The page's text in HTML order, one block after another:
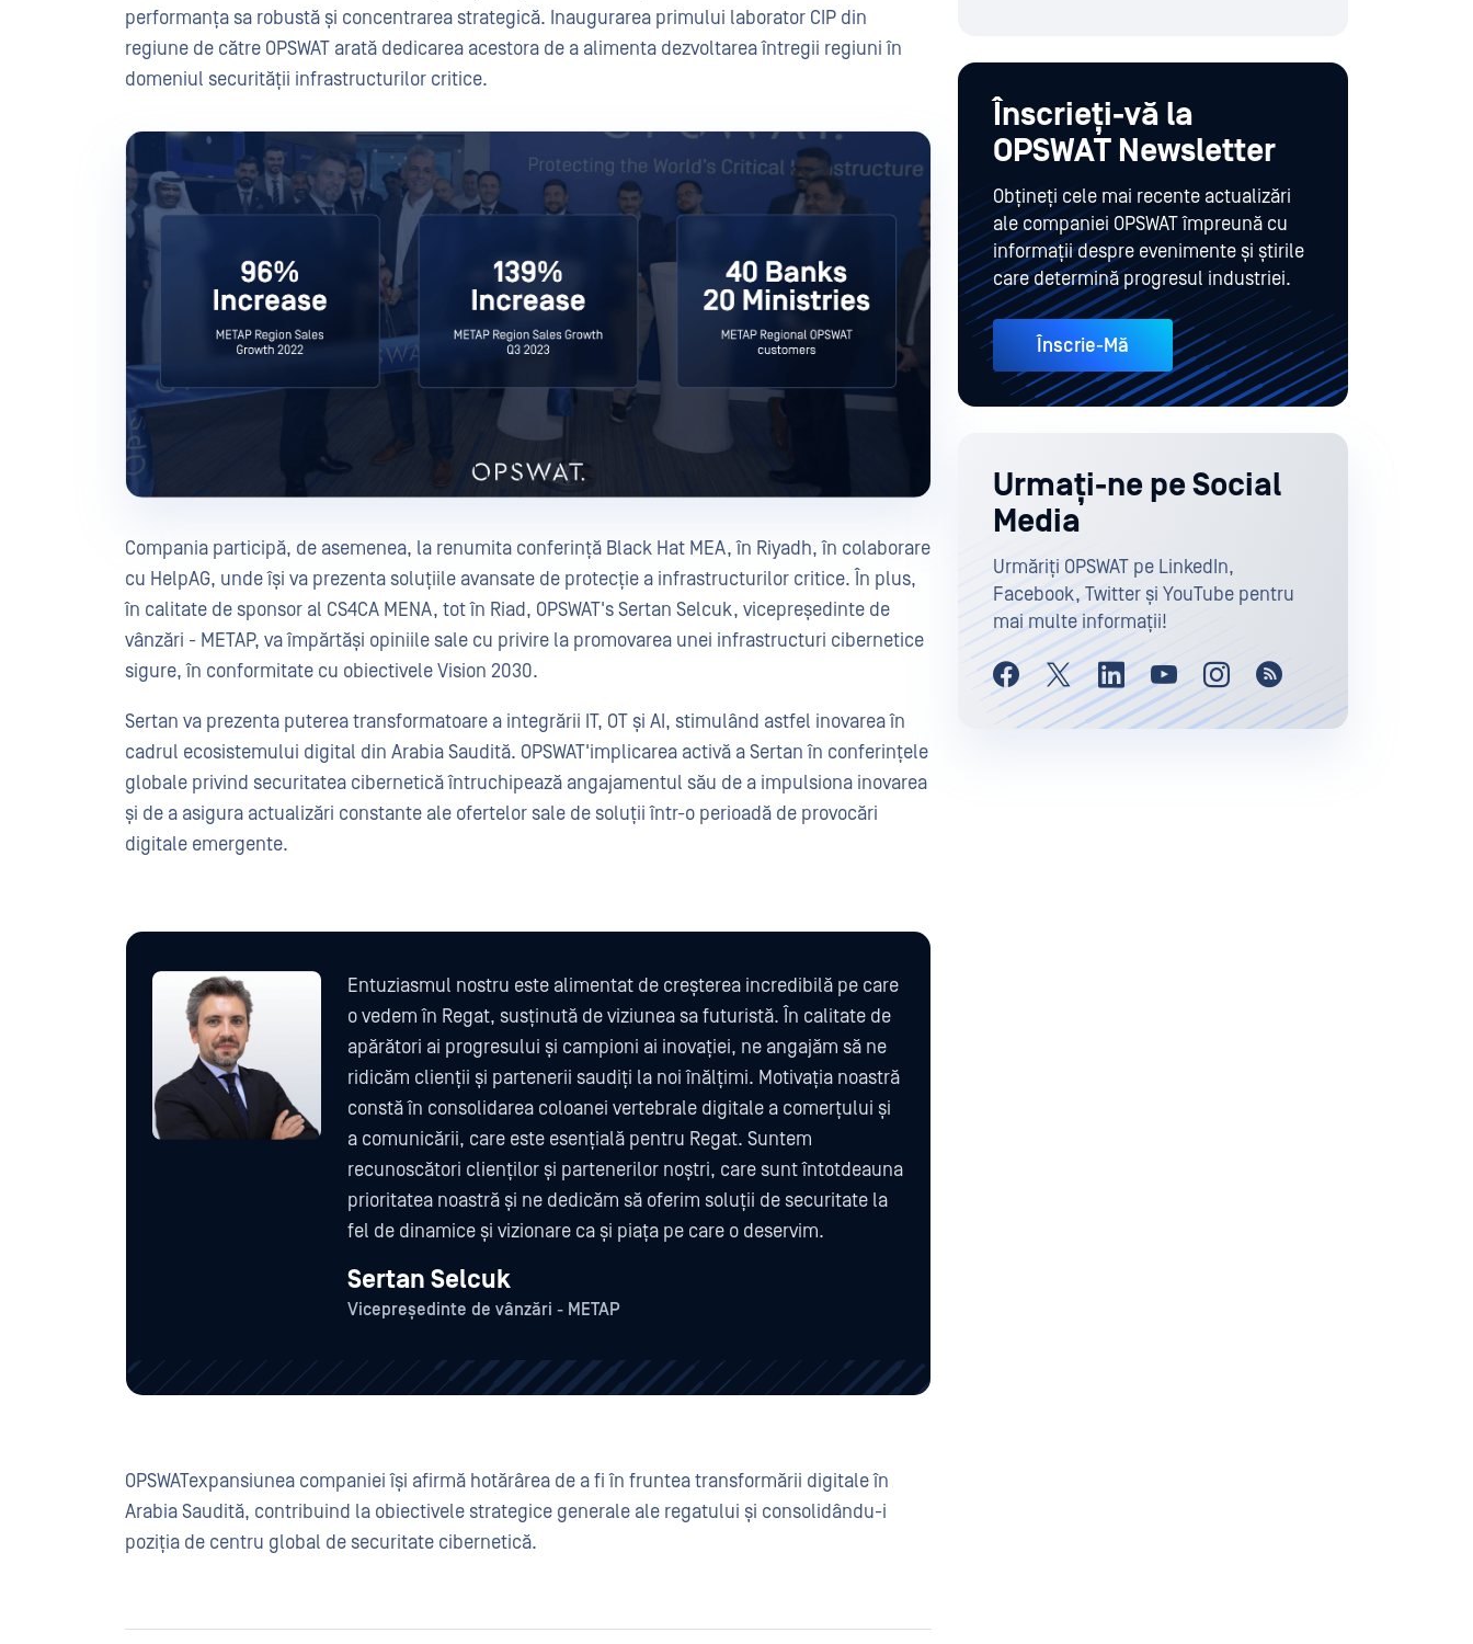
performanța sa robustă și concentrarea strategică. Inaugurarea primului laborator CIP din
regiune de către OPSWAT arată dedicarea acestora de a alimenta dezvoltarea întregii regiuni în
domeniul securității infrastructurilor critice.
Compania participă, de asemenea, la renumita conferință Black Hat MEA, în Riyadh, în colaborare
cu HelpAG, unde își va prezenta soluțiile avansate de protecție a infrastructurilor critice. În plus,
în calitate de sponsor al CS4CA MENA, tot în Riad, OPSWAT's Sertan Selcuk, vicepreședinte de
vânzări - METAP, va împărtăși opiniile sale cu privire la promovarea unei infrastructuri cibernetice
sigure, în conformitate cu obiectivele Vision 2030.
Sertan va prezenta puterea transformatoare a integrării IT, OT și AI, stimulând astfel inovarea în
cadrul ecosistemului digital din Arabia Saudită. OPSWAT'implicarea activă a Sertan în conferințele
globale privind securitatea cibernetică întruchipează angajamentul său de a impulsiona inovarea
și de a asigura actualizări constante ale ofertelor sale de soluții într-o perioadă de provocări
digitale emergente.
Entuziasmul nostru este alimentat de creșterea incredibilă pe care
o vedem în Regat, susținută de viziunea sa futuristă. În calitate de
apărători ai progresului și campioni ai inovației, ne angajăm să ne
ridicăm clienții și partenerii saudiți la noi înălțimi. Motivația noastră
constă în consolidarea coloanei vertebrale digitale a comerțului și
a comunicării, care este esențială pentru Regat. Suntem
recunoscători clienților și partenerilor noștri, care sunt întotdeauna
prioritatea noastră și ne dedicăm să oferim soluții de securitate la
fel de dinamice și vizionare ca și piața pe care o deservim.
Sertan Selcuk
Vicepreședinte de vânzări - METAP
OPSWATexpansiunea companiei își afirmă hotărârea de a fi în fruntea transformării digitale în
Arabia Saudită, contribuind la obiectivele strategice generale ale regatului și consolidându-i
poziția de centru global de securitate cibernetică.
Înscrieți-vă la
OPSWAT Newsletter
Obțineți cele mai recente actualizări
ale companiei OPSWAT împreună cu
informații despre evenimente și știrile
care determină progresul industriei.
Înscrie-Mă
Urmați-ne pe Social
Media
Urmăriți OPSWAT pe LinkedIn,
Facebook, Twitter și YouTube pentru
mai multe informații!